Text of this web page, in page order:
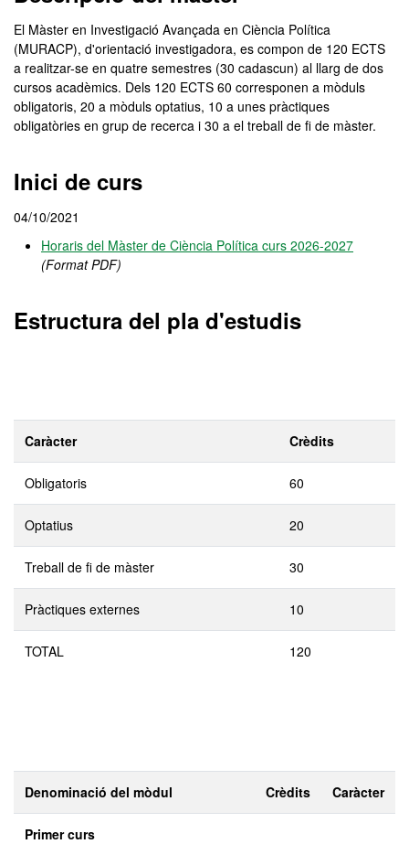
El Màster en Investigació Avançada en Ciència Política
(MURACP), d'orientació investigadora, es compon de 120 ECTS
a realitzar-se en quatre semestres (30 cadascun) al llarg de dos
cursos acadèmics. Dels 120 ECTS 60 corresponen a mòduls
obligatoris, 20 a mòduls optatius, 10 a unes pràctiques
obligatòries en grup de recerca i 30 a el treball de fi de màster.
Inici de curs
04/10/2021
Horaris del Màster de Ciència Política curs 2026-2027
(Format PDF)
Estructura del pla d'estudis
Caràcter Crèdits
Obligatoris 60
Optatius 20
Treball de fi de màster 30
Pràctiques externes 10
TOTAL 120
Denominació del mòdul Crèdits Caràcter
Primer curs